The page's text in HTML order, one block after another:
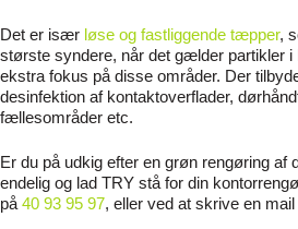
Det er især løse og fastliggende tæpper,
største syndere, når det gælder partikler i
ekstra fokus på disse områder. Der
desinfektion af kontaktoverflader,
fællesområder etc.
Er du på udkig efter en grøn rengøring af
endelig og lad TRY stå for din
på40 93 95 97, eller ved at skrive en